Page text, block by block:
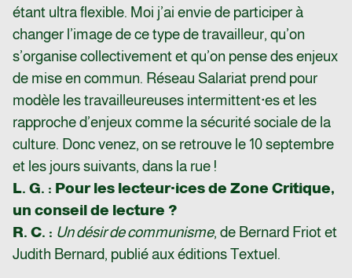
étant ultra flexible. Moi j’ai envie de participer à
changer l’image de ce type de travailleur, qu’on
s’organise collectivement et qu’on pense des enjeux
de mise en commun. Réseau Salariat prend pour
modèle les travailleureuses intermittent·es et les
rapproche d’enjeux comme la sécurité sociale de la
culture. Donc venez, on se retrouve le 10 septembre
et les jours suivants, dans la rue !
L. G. : Pour les lecteur·ices de Zone Critique,
un conseil de lecture ?
R. C. : Un désir de communisme, de Bernard Friot et
Judith Bernard, publié aux éditions Textuel.